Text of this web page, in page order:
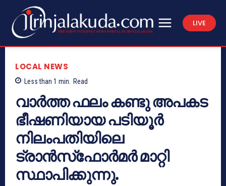
LIVE
LOCAL NEWS
Less than 1 min. Read
വാര്‍ത്ത ഫലം കണ്ടു അപകട
ഭീഷണിയായ പടിയൂര്‍
നിലംപതിയിലെ
ട്രാന്‍സ്‌ഫോര്‍മര്‍ മാറ്റി
സ്ഥാപിക്കുന്നു.